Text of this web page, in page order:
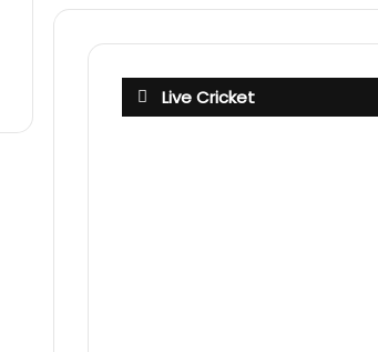
Live Cricket